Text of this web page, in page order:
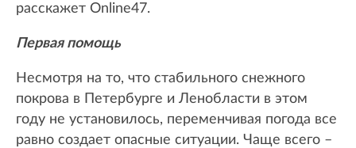
расскажет Online47.
Первая помощь
Несмотря на то, что стабильного снежного
покрова в Петербурге и Ленобласти в этом
году не установилось, переменчивая погода все
равно создает опасные ситуации. Чаще всего –